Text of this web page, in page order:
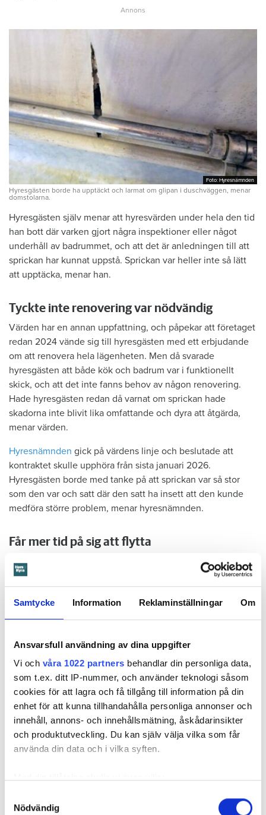
Samtycke Information Reklaminställningar Om
Ansvarsfull användning av dina uppgifter
Vi och våra 1022 partners behandlar din personliga data,
som t.ex. ditt IP-nummer, och använder teknologi såsom
cookies för att lagra och få tillgång till information på din
enhet för att kunna tillhandahålla personliga annonser och
innehåll, annons- och innehållsmätning, åskådarinsikter
och produktutveckling. Du kan själv välja vilka som får
använda din data och i vilka syften.
som kan ha en noggrannhet på upp till flera meter
Nödvändig
Foto: Hyresnämnden
Foto: Hyresnämnden
Hyresgästen borde ha upptäckt och larmat om glipan i duschväggen, menar
domstolarna.
Hyresgästen själv menar att hyresvärden under hela den tid
han bott där varken gjort några inspektioner eller något
underhåll av badrummet, och att det är anledningen till att
sprickan har kunnat uppstå. Sprickan var heller inte så lätt
att upptäcka, menar han.
Tyckte inte renovering var nödvändig
Värden har en annan uppfattning, och påpekar att företaget
redan 2024 vände sig till hyresgästen med ett erbjudande
om att renovera hela lägenheten. Men då svarade
hyresgästen att både kök och badrum var i funktionellt
skick, och att det inte fanns behov av någon renovering.
Hade hyresgästen redan då varnat om sprickan hade
skadorna inte blivit lika omfattande och dyra att åtgärda,
menar värden.
Hyresnämnden gick på värdens linje och beslutade att
kontraktet skulle upphöra från sista januari 2026.
Hyresgästen borde med tanke på att sprickan var så stor
som den var och satt där den satt ha insett att den kunde
medföra större problem, menar hyresnämnden.
Får mer tid på sig att flytta
Beslutet överklagades till
som nu har kommit
med ett beslut. Den enda ändringen är att hyresgästen får
längre tid på sig att flytta – något som hyresvärden inför
domen sagt sig villig att gå med på. Innan 2 november i år
ska hyresgästen ha flyttat ut.
Svea hovrätts beslut kan inte överklagas.
Läs också
Fakta:Värden måste få veta om skador – så säger lagen
En hyresgäst är skyldig att väl vårda lägenheten under